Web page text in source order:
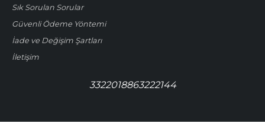
Sık Sorulan Sorular
Güvenli Ödeme Yöntemi
İade ve Değişim Şartları
İletişim
3322018863222144